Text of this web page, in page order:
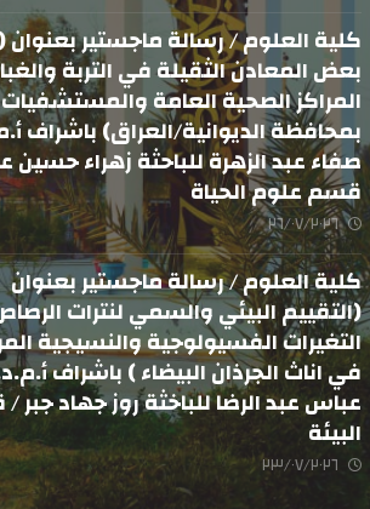
كلية العلوم / رسالة ماجستير
بعض المعادن الثقيلة في التربة
المراكز الصحية العامة والمستشفيات
بمحافظة الديوانية/العراق) باشراف
صفاء عبد الزهرة للباحثة زهراء حسين
قسم علوم الحياة
٢٦/٠٧/٢٠٢٦
كلية العلوم / رسالة ماجستير بعنوان
(التقييم البيئي والسمي لنترات
التغيرات الفسيولوجية والنسيجية
في اناث الجرذان البيضاء ) باشراف
عباس عبد الرضا للباخثة روز جهاد
البيئة
٢٣/٠٧/٢٠٢٦